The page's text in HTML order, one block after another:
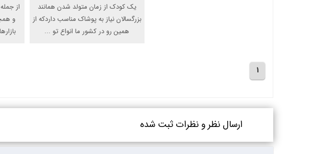
یک کودک از زمان متولد شدن همانند
بزرگسالان نیاز به پوشاک مناسب داردکه از
همین رو در کشور ما انواع تو ...
از
و
1
ارسال نظر و نظرات ثبت شده